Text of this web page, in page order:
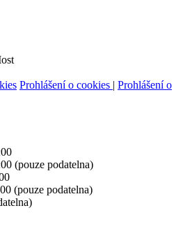
Prohlášení o cookies | Prohlášení o
(pouze podatelna)
(pouze podatelna)